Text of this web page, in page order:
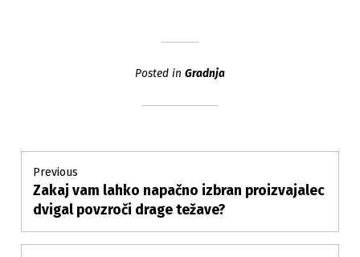
Posted in Gradnja
Post
navigation
Previous
Previous
post:
Zakaj vam lahko napačno izbran proizvajalec
dvigal povzroči drage težave?